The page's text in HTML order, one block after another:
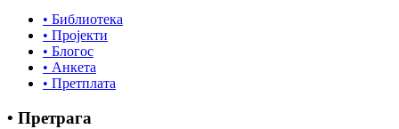
• Библиотека
• Пројекти
• Блогос
• Анкета
• Претплата
• Претрага